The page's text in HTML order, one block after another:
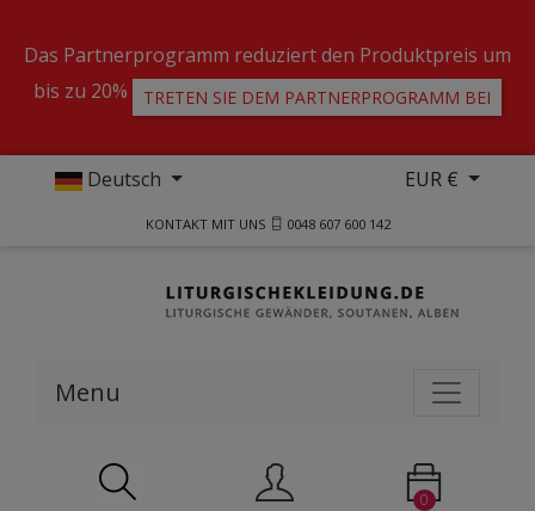
Das Partnerprogramm reduziert den Produktpreis um
bis zu 20%
TRETEN SIE DEM PARTNERPROGRAMM BEI
Deutsch EUR €
KONTAKT MIT UNS 0048 607 600 142
Menu
0